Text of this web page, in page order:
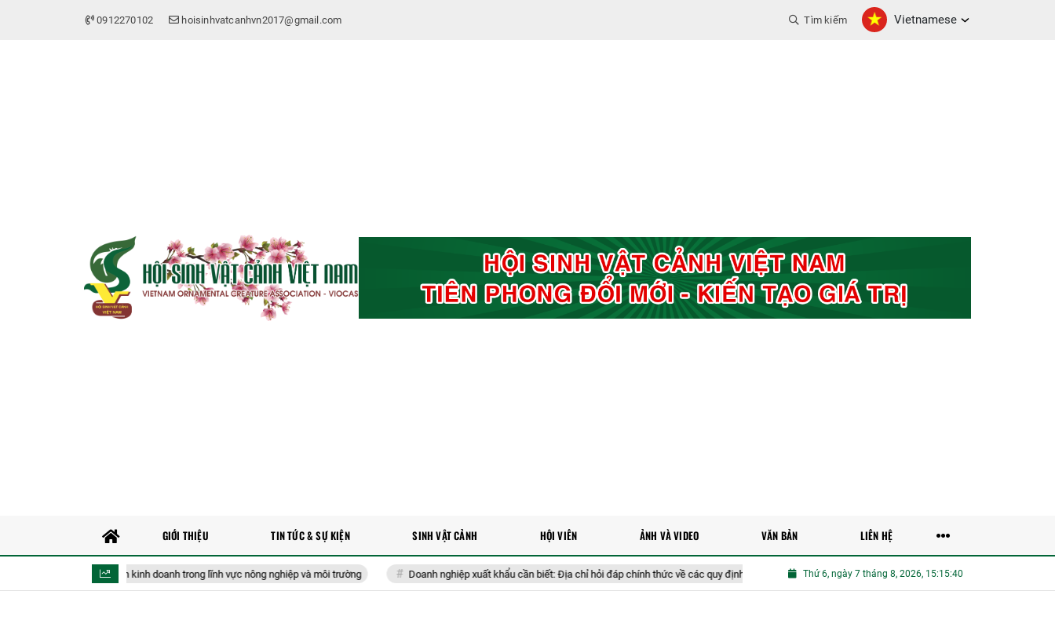
0912270102 hoisinhvatcanhvn2017@gmail.com Tìm kiếm Vietnamese
bãi bỏ 40 điều kiện kinh doanh trong lĩnh vực nông nghiệp và môi trường Doanh nghiệp xuất khẩu cần biết: Địa chỉ hỏi đáp chính thức về các quy định SPS Đề xuất tăng cường ứng dụng công nghệ số, trí tuệ nhân tạo
Thứ 6, ngày 7 tháng 8, 2026, 15:15:41
GIỚI THIỆU TIN TỨC & SỰ KIỆN SINH VẬT CẢNH HỘI VIÊN ẢNH VÀ VIDEO VĂN BẢN LIÊN HỆ